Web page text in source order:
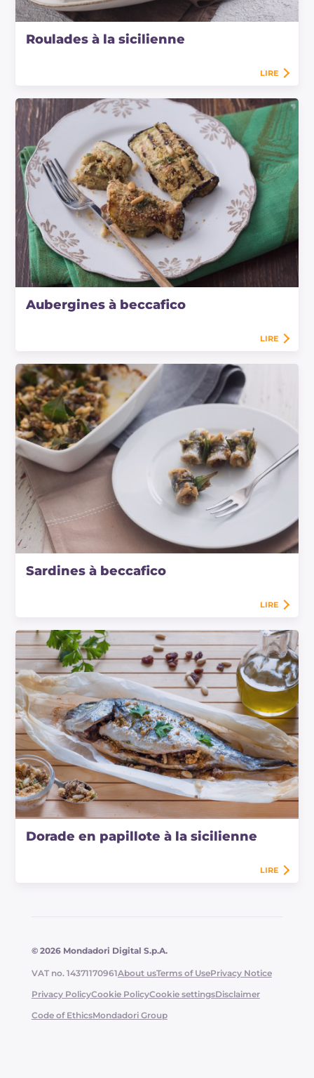
Roulades à la sicilienne
LIRE
Aubergines à beccafico
LIRE
Sardines à beccafico
LIRE
Dorade en papillote à la sicilienne
LIRE
© 2026 Mondadori Digital S.p.A.
VAT no. 14371170961About usTerms of UsePrivacy Notice
Privacy PolicyCookie PolicyCookie settingsDisclaimer
Code of EthicsMondadori Group